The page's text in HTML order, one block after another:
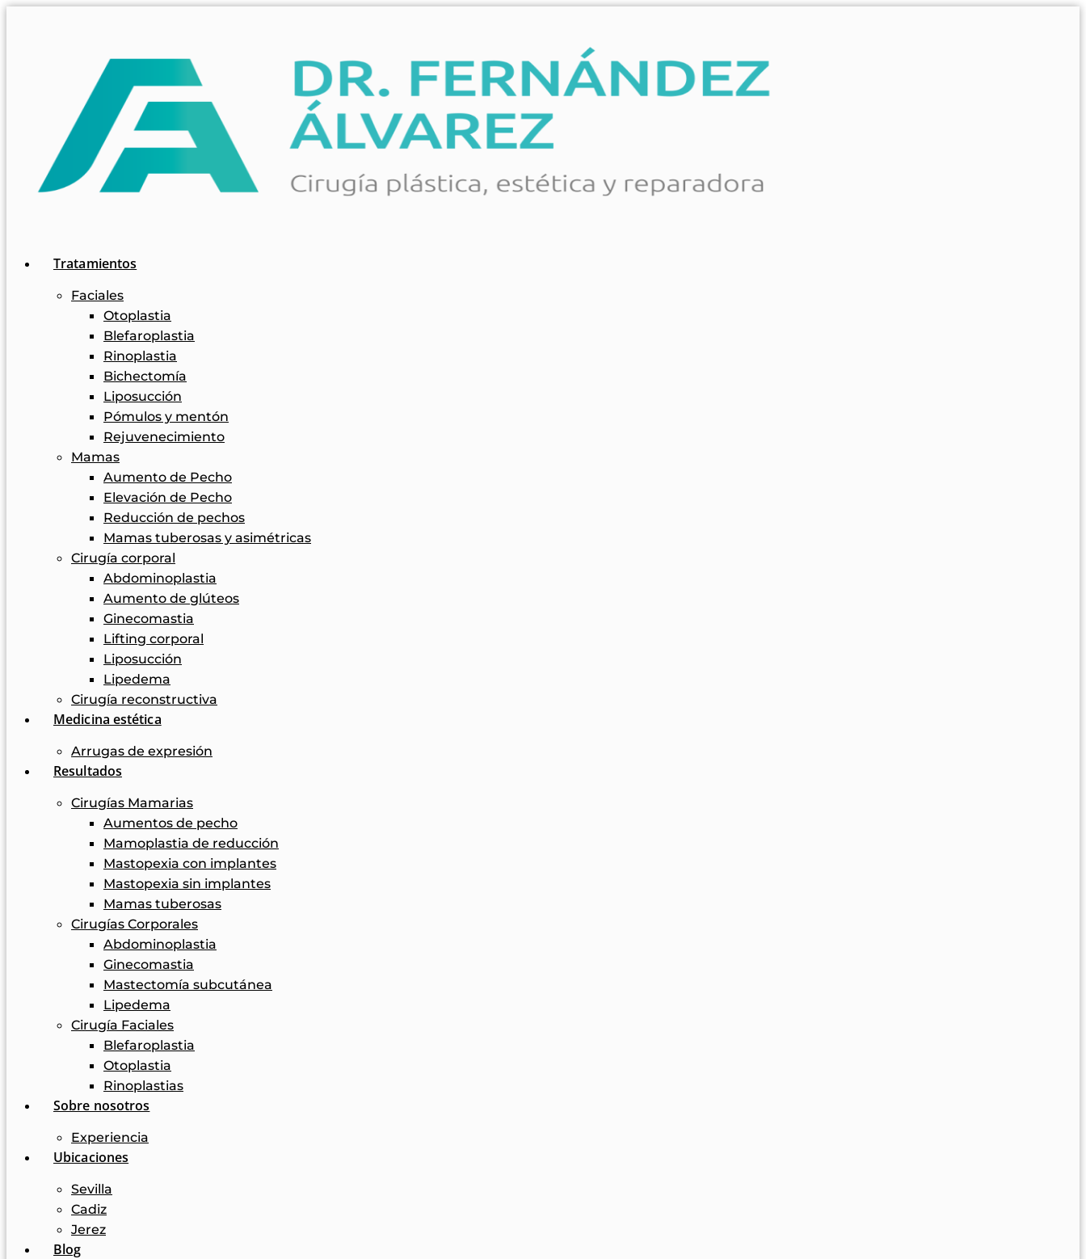
Tratamientos
Faciales
Otoplastia
Blefaroplastia
Rinoplastia
Bichectomía
Liposucción
Pómulos y mentón
Rejuvenecimiento
Mamas
Aumento de Pecho
Elevación de Pecho
Reducción de pechos
Mamas tuberosas y asimétricas
Cirugía corporal
Abdominoplastia
Aumento de glúteos
Ginecomastia
Lifting corporal
Liposucción
Lipedema
Cirugía reconstructiva
Medicina estética
Arrugas de expresión
Resultados
Cirugías Mamarias
Aumentos de pecho
Mamoplastia de reducción
Mastopexia con implantes
Mastopexia sin implantes
Mamas tuberosas
Cirugías Corporales
Abdominoplastia
Ginecomastia
Mastectomía subcutánea
Lipedema
Cirugía Faciales
Blefaroplastia
Otoplastia
Rinoplastias
Sobre nosotros
Experiencia
Ubicaciones
Sevilla
Cadiz
Jerez
Blog